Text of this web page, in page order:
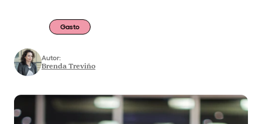
Gasto
Autor:
Brenda Treviño